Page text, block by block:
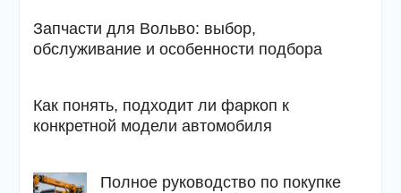
Запчасти для Вольво: выбор,
обслуживание и особенности подбора
Как понять, подходит ли фаркоп к
конкретной модели автомобиля
Полное руководство по покупке